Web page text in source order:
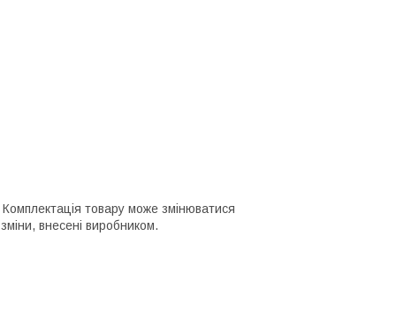
Комплектація товару може змінюватися
внесені виробником.